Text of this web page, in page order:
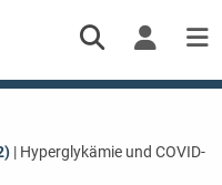
| Hyperglykämie und COVID-